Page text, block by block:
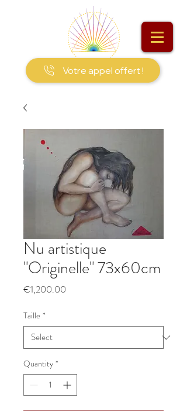
Votre appel offert !
Nu artistique
"Originelle" 73x60cm
€1,200.00
Taille *
Quantity *